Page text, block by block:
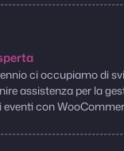
ci occupiamo di
assistenza per la
eventi con